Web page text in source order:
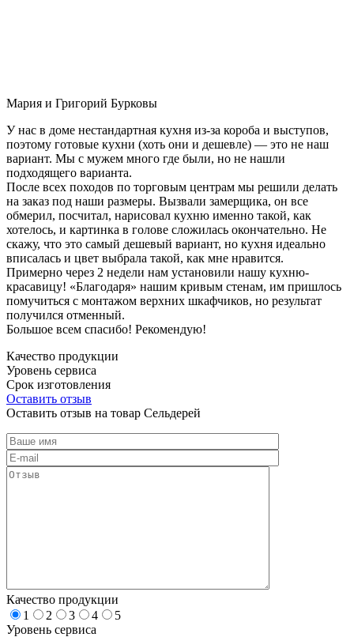
Мария и Григорий Бурковы
У нас в доме нестандартная кухня из-за короба и выступов,
поэтому готовые кухни (хоть они и дешевле) — это не наш
вариант. Мы с мужем много где были, но не нашли
подходящего варианта.
После всех походов по торговым центрам мы решили делать
на заказ под наши размеры. Вызвали замерщика, он все
обмерил, посчитал, нарисовал кухню именно такой, как
хотелось, и картинка в голове сложилась окончательно. Не
скажу, что это самый дешевый вариант, но кухня идеально
вписалась и цвет выбрала такой, как мне нравится.
Примерно через 2 недели нам установили нашу кухню-
красавицу! «Благодаря» нашим кривым стенам, им пришлось
помучиться с монтажом верхних шкафчиков, но результат
получился отменный.
Большое всем спасибо! Рекомендую!
Качество продукции
Уровень сервиса
Срок изготовления
Оставить отзыв
Оставить отзыв на товар Сельдерей
Качество продукции
1
2 3 4
5
Уровень сервиса